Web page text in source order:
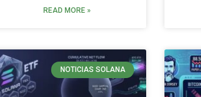
READ MORE »
NOTICIAS SOLANA